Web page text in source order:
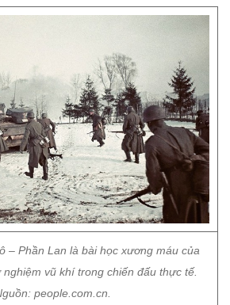
– Phần Lan là bài học xương máu của
vũ khí trong chiến đấu thực tế.
people.com.cn.